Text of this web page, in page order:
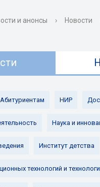
и анонсы › Новости
Абитуриентам НИР
Наука и
Институт детства
технологий и